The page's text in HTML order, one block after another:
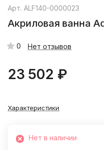
Арт. ALF140-0000023
Акриловая ванна
0 Нет отзывов
23 502 ₽
Характеристики
Нет в наличии